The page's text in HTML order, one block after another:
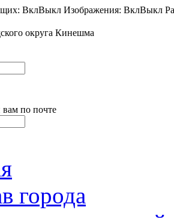
ВклВыкл Изображения: ВклВыкл
округа Кинешма
вам по почте
города